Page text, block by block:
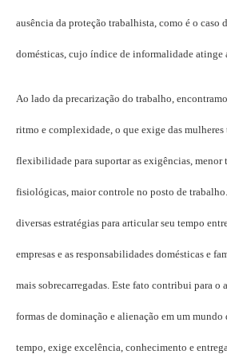
ausência da proteção trabalhista, como é o caso
domésticas, cujo índice de informalidade atinge
Ao lado da precarização do trabalho,
ritmo e complexidade, o que exige das
flexibilidade para suportar as exigências, menor
fisiológicas, maior controle no posto de
diversas estratégias para articular seu tempo
empresas e as responsabilidades domésticas e
mais sobrecarregadas. Este fato contribui para o
formas de dominação e alienação em um mundo
tempo, exige excelência, conhecimento e